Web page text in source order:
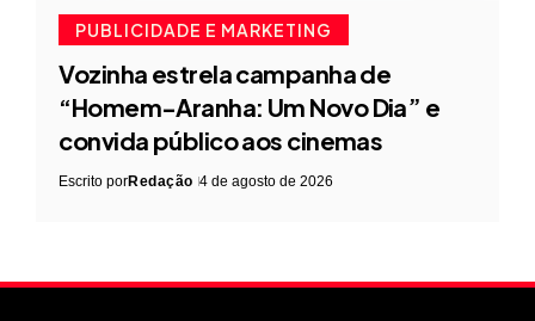
PUBLICIDADE E MARKETING
Vozinha estrela campanha de
“Homem-Aranha: Um Novo Dia” e
convida público aos cinemas
Escrito porRedação 4 de agosto de 2026